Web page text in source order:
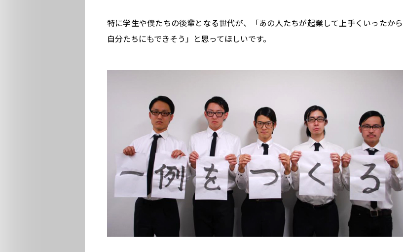
特に学生や僕たちの後輩となる世代が、「あの人たちが起業して上手くいったから
自分たちにもできそう」と思ってほしいです。